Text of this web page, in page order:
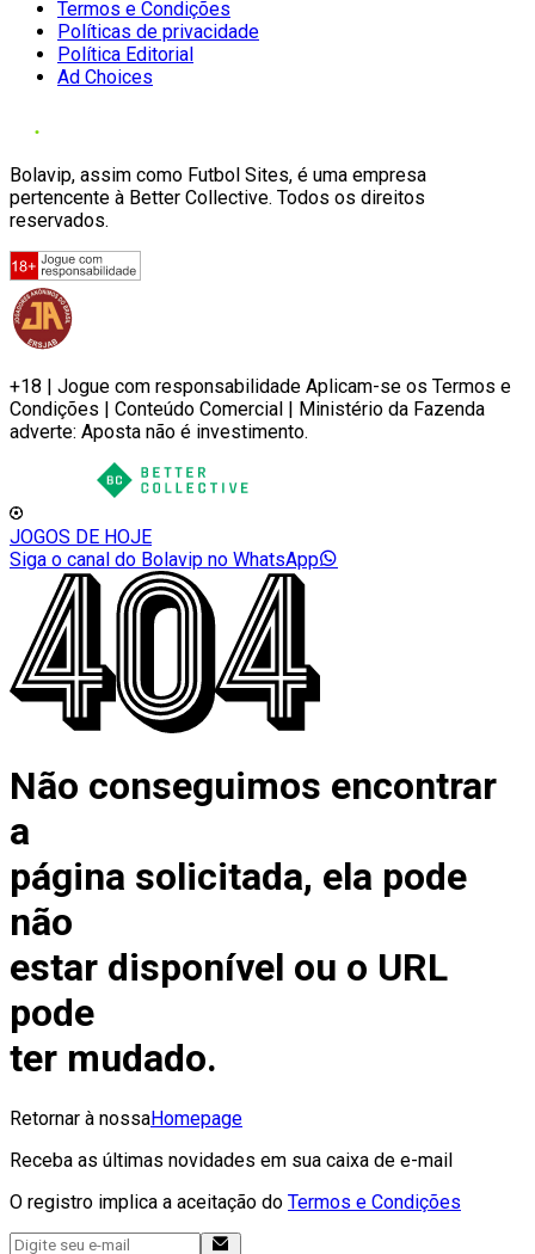
Termos e Condições
Políticas de privacidade
Política Editorial
Ad Choices
Bolavip, assim como Futbol Sites, é uma empresa
pertencente à Better Collective. Todos os direitos
reservados.
+18 | Jogue com responsabilidade Aplicam-se os Termos e
Condições | Conteúdo Comercial | Ministério da Fazenda
adverte: Aposta não é investimento.
JOGOS DE HOJE
Siga o canal do Bolavip no WhatsApp
Não conseguimos encontrar
a
página solicitada, ela pode
não
estar disponível ou o URL
pode
ter mudado.
Retornar à nossaHomepage
Receba as últimas novidades em sua caixa de e-mail
O registro implica a aceitação do Termos e Condições